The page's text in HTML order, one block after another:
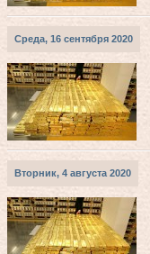
Среда, 16 сентября 2020
Вторник, 4 августа 2020